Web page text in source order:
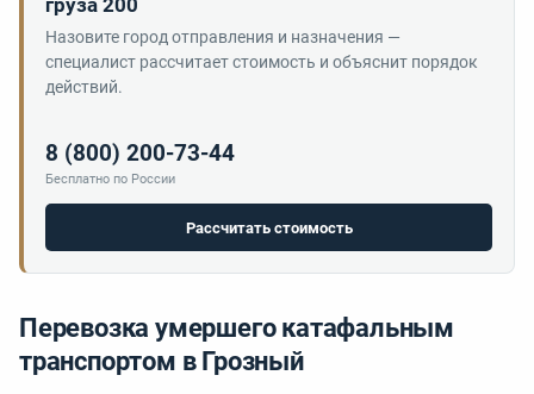
груза 200
Назовите город отправления и назначения —
специалист рассчитает стоимость и объяснит порядок
действий.
8 (800) 200-73-44
Бесплатно по России
Рассчитать стоимость
Перевозка умершего катафальным
транспортом в Грозный